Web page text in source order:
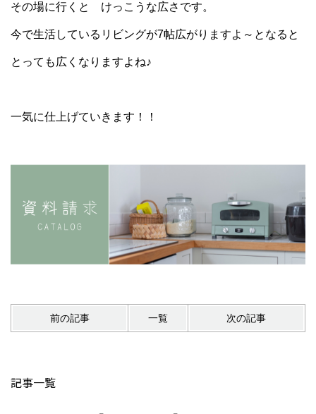
その場に行くと けっこうな広さです。
今で生活しているリビングが7帖広がりますよ～となると
とっても広くなりますよね♪
一気に仕上げていきます！！
前の記事 一覧 次の記事
記事一覧